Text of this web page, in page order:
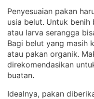
Penyesuaian pakan
usia belut. Untuk benih
atau larva serangga
Bagi belut yang masih
atau pakan organik.
direkomendasikan
buatan.
Idealnya, pakan